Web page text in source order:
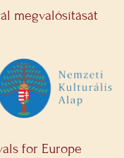
megvalósítását
for Europe